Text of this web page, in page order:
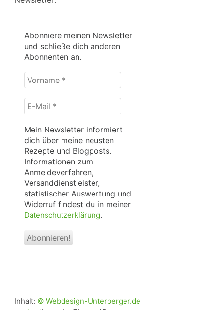
Abonniere meinen Newsletter
und schließe dich anderen
Abonnenten an.
Vorname
*
E-
Mail
*
Mein Newsletter informiert
dich über meine neusten
Rezepte und Blogposts.
Informationen zum
Anmeldeverfahren,
Versanddienstleister,
statistischer Auswertung und
Widerruf findest du in meiner
Datenschutzerklärung.
Inhalt: © Webdesign-Unterberger.de